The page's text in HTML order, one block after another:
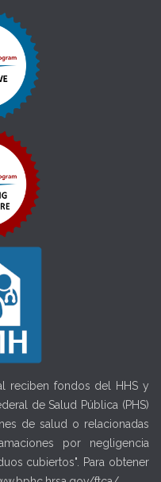
reciben fondos del HHS y
de Salud Pública (PHS)
de salud o relacionadas
por negligencia
cubiertos". Para obtener